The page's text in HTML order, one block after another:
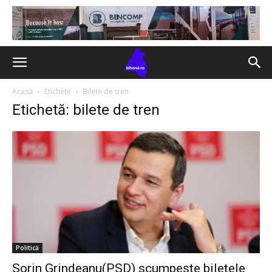
Acasă Etichete Bilete de tren
Etichetă: bilete de tren
Politică
Sorin Grindeanu(PSD) scumpește biletele